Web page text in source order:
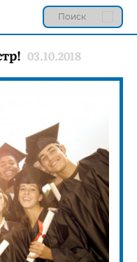
03.10.2018